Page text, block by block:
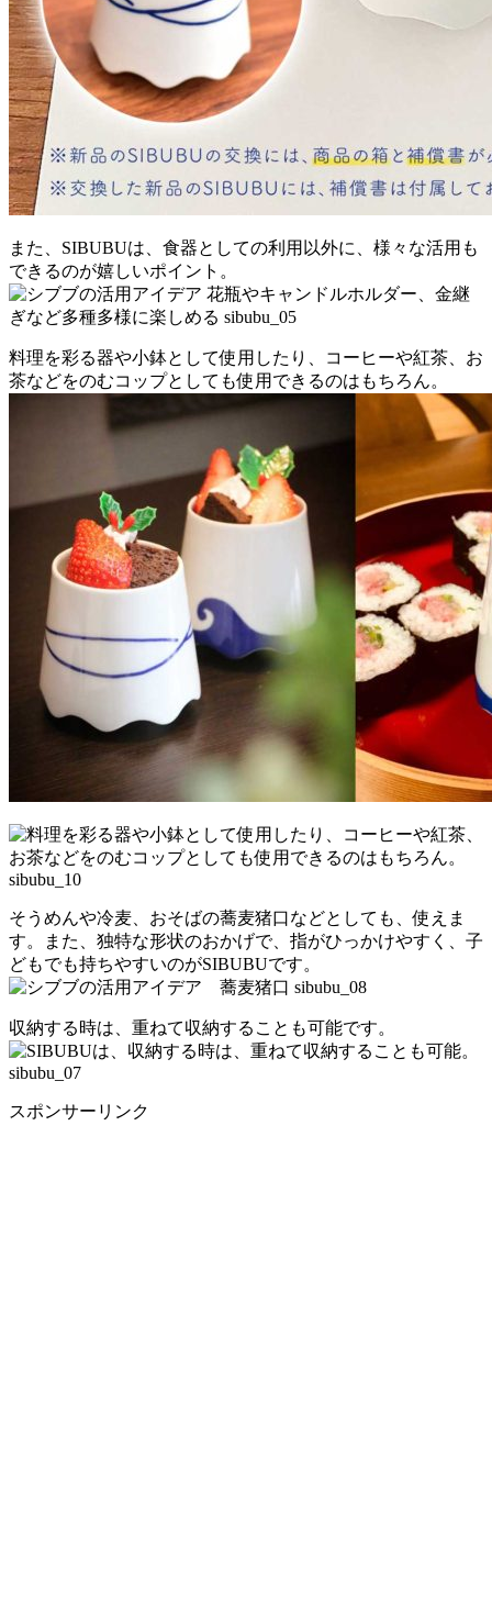
また、SIBUBUは、食器としての利用以外に、様々な活用も
できるのが嬉しいポイント。
料理を彩る器や小鉢として使用したり、コーヒーや紅茶、お
茶などをのむコップとしても使用できるのはもちろん。
そうめんや冷麦、おそばの蕎麦猪口などとしても、使えま
す。また、独特な形状のおかげで、指がひっかけやすく、子
どもでも持ちやすいのがSIBUBUです。
収納する時は、重ねて収納することも可能です。
スポンサーリンク